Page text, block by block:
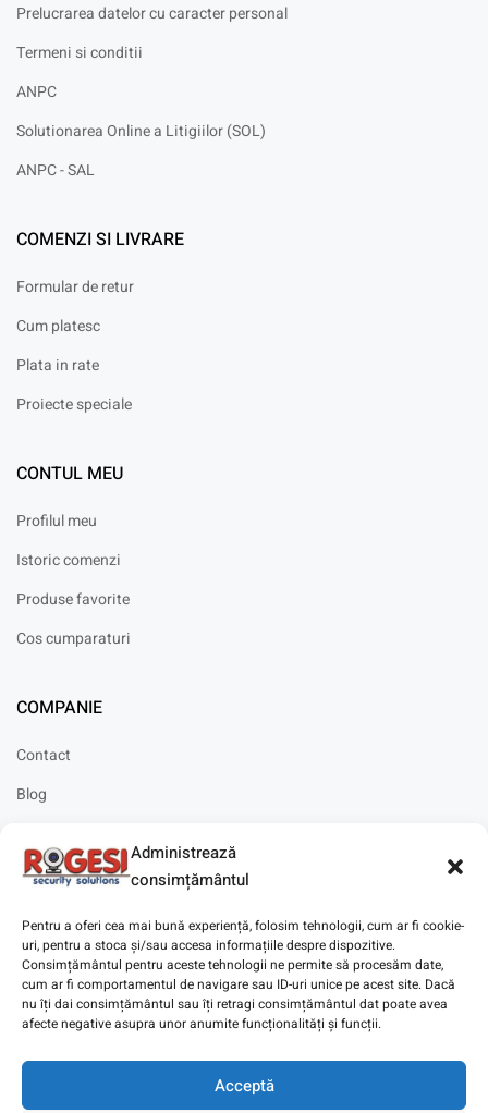
Administrează
consimțământul
Pentru a oferi cea mai bună experiență, folosim tehnologii, cum ar fi cookie-
uri, pentru a stoca și/sau accesa informațiile despre dispozitive.
Consimțământul pentru aceste tehnologii ne permite să procesăm date,
cum ar fi comportamentul de navigare sau ID-uri unice pe acest site. Dacă
nu îți dai consimțământul sau îți retragi consimțământul dat poate avea
afecte negative asupra unor anumite funcționalități și funcții.
Acceptă
Prelucrarea datelor cu caracter personal
Termeni si conditii
ANPC
Solutionarea Online a Litigiilor (SOL)
ANPC - SAL
COMENZI SI LIVRARE
Formular de retur
Cum platesc
Plata in rate
Proiecte speciale
CONTUL MEU
Profilul meu
Istoric comenzi
Produse favorite
Cos cumparaturi
COMPANIE
Contact
Blog
Solicitare instalare
Copyright © 2025Digitaz.